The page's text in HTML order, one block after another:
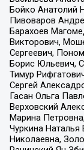
Бойко Анатолий
Пивоваров
Барахоев
Викторович,
Сергеевич,
Борис Юльевич,
Тимур
Сергей
Гасан Ольга
Верховский
Марина
Чуркина Наталья
Николаевна,